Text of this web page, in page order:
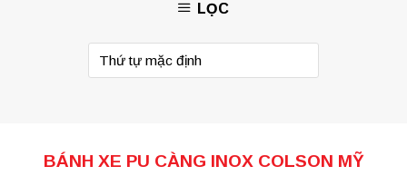
LỌC
BÁNH XE PU CÀNG INOX COLSON MỸ